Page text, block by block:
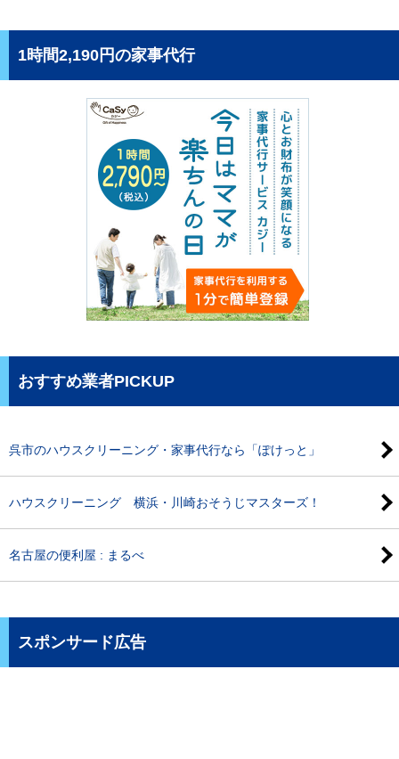
1時間2,190円の家事代行
おすすめ業者PICKUP
呉市のハウスクリーニング・家事代行なら「ぽけっと」
ハウスクリーニング 横浜・川崎おそうじマスターズ！
名古屋の便利屋 : まるべ
スポンサード広告